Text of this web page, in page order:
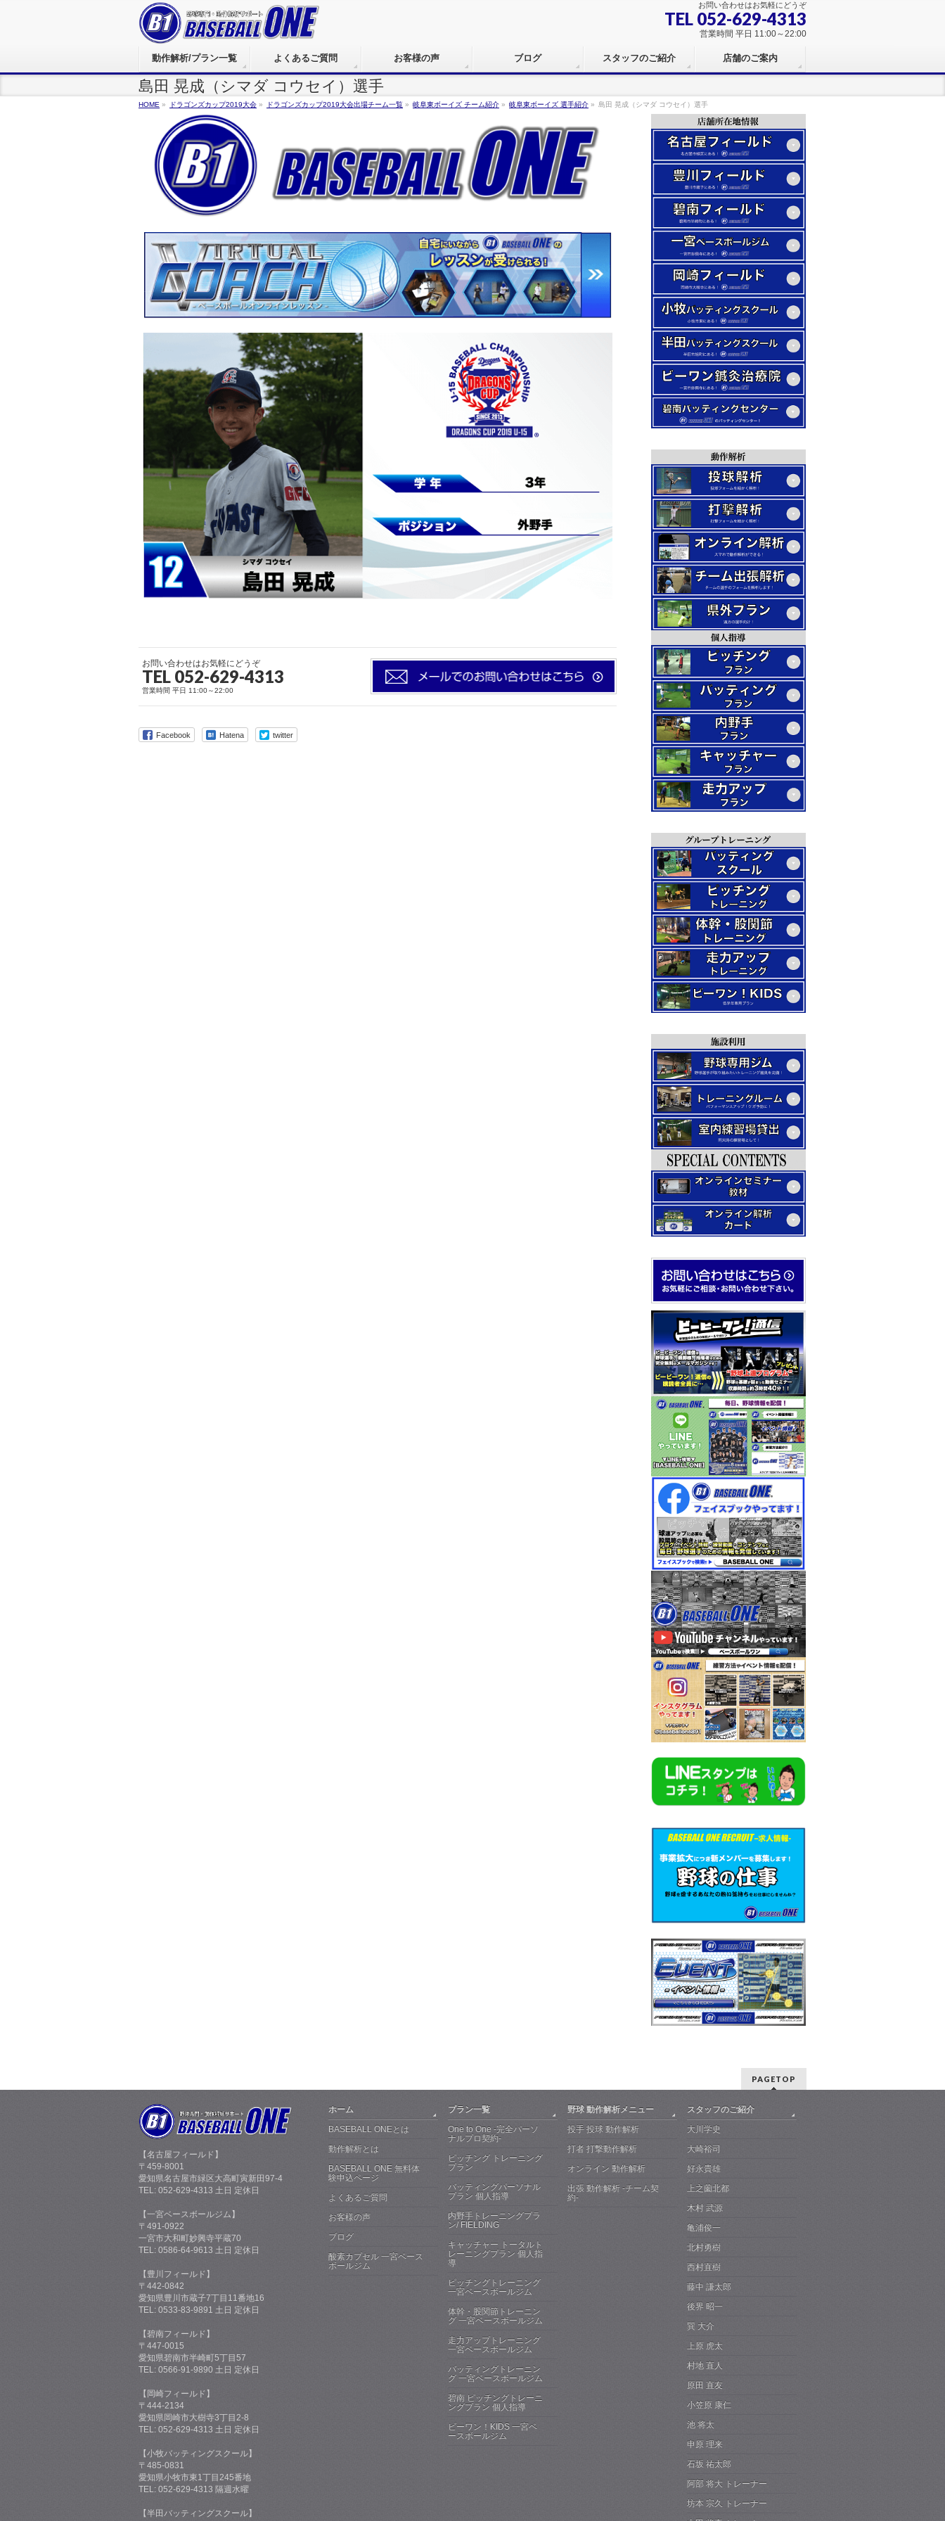
お問い合わせはお気軽にどうぞ
TEL 052-629-4313
営業時間 平日 11:00～22:00
動作解析/プラン一覧 よくあるご質問 お客様の声 ブログ スタッフのご紹介 店舗のご案内
島田 晃成（シマダ コウセイ）選手
HOME » ドラゴンズカップ2019大会 » ドラゴンズカップ2019大会出場チーム一覧 » 岐阜東ボーイズ チーム紹介 » 岐阜東ボーイズ 選手紹介 » 島田 晃成（シマダ コウセイ）選手
お問い合わせはお気軽にどうぞ
TEL 052-629-4313
営業時間 平日 11:00～22:00
Facebook Hatena twitter
PAGETOP
【名古屋フィールド】
〒459-8001
愛知県名古屋市緑区大高町寅新田97-4
TEL: 052-629-4313 土日 定休日
【一宮ベースボールジム】
〒491-0922
一宮市大和町妙興寺平蔵70
TEL: 0586-64-9613 土日 定休日
【豊川フィールド】
〒442-0842
愛知県豊川市蔵子7丁目11番地16
TEL: 0533-83-9891 土日 定休日
【碧南フィールド】
〒447-0015
愛知県碧南市半崎町5丁目57
TEL: 0566-91-9890 土日 定休日
【岡崎フィールド】
〒444-2134
愛知県岡崎市大樹寺3丁目2-8
TEL: 052-629-4313 土日 定休日
【小牧バッティングスクール】
〒485-0831
愛知県小牧市東1丁目245番地
TEL: 052-629-4313 隔週水曜
【半田バッティングスクール】
ホーム
BASEBALL ONEとは
動作解析とは
BASEBALL ONE 無料体
験申込ページ
よくあるご質問
お客様の声
ブログ
酸素カプセル 一宮ベース
ボールジム
プラン一覧
One to One -完全パーソ
ナルプロ契約-
ピッチング トレーニング
プラン
バッティングパーソナル
プラン 個人指導
内野手トレーニングプラ
ン/ FIELDING
キャッチャー トータルト
レーニングプラン 個人指
導
ピッチングトレーニング
一宮ベースボールジム
体幹・股関節トレーニン
グ 一宮ベースボールジム
走力アップトレーニング
一宮ベースボールジム
バッティングトレーニン
グ 一宮ベースボールジム
碧南 ピッチングトレーニ
ングプラン 個人指導
ビーワン！KIDS 一宮ベ
ースボールジム
野球 動作解析メニュー
投手 投球 動作解析
打者 打撃動作解析
オンライン 動作解析
出張 動作解析 -チーム契
約-
スタッフのご紹介
大川学史
大崎裕司
好永貴雄
上之薗北都
木村 武源
亀浦俊一
北村勇樹
西村直樹
藤中 謙太郎
後界 昭一
巽 大介
上原 虎太
村地 直人
原田 直友
小笠原 康仁
池 将太
申原 理来
石坂 祐太郎
阿部 将大 トレーナー
坊本 宗久 トレーナー